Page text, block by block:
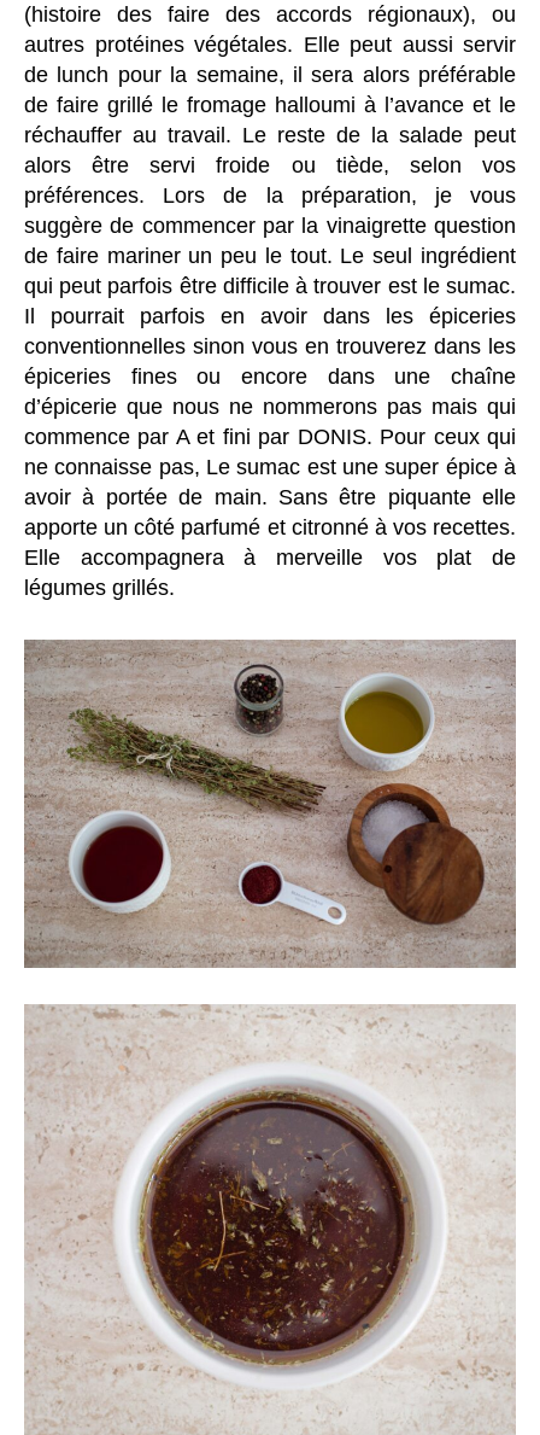
(histoire des faire des accords régionaux), ou
autres protéines végétales. Elle peut aussi servir
de lunch pour la semaine, il sera alors préférable
de faire grillé le fromage halloumi à l’avance et le
réchauffer au travail. Le reste de la salade peut
alors être servi froide ou tiède, selon vos
préférences. Lors de la préparation, je vous
suggère de commencer par la vinaigrette question
de faire mariner un peu le tout. Le seul ingrédient
qui peut parfois être difficile à trouver est le sumac.
Il pourrait parfois en avoir dans les épiceries
conventionnelles sinon vous en trouverez dans les
épiceries fines ou encore dans une chaîne
d’épicerie que nous ne nommerons pas mais qui
commence par A et fini par DONIS. Pour ceux qui
ne connaisse pas, Le sumac est une super épice à
avoir à portée de main. Sans être piquante elle
apporte un côté parfumé et citronné à vos recettes.
Elle accompagnera à merveille vos plat de
légumes grillés.